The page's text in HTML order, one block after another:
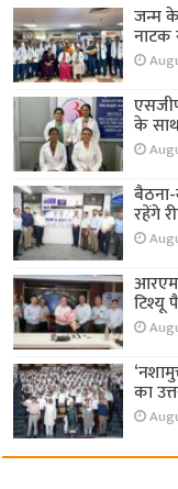
जन्म
नाटक
के
रहेंगे
टिश्यू
का